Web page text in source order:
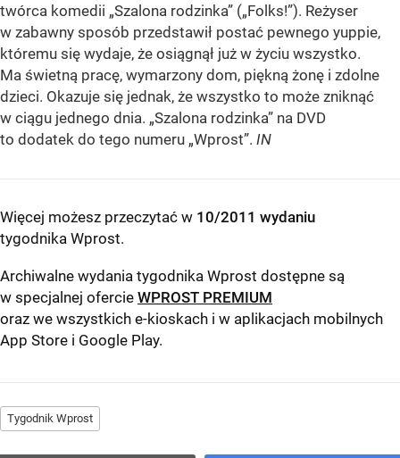
twórca komedii „Szalona rodzinka” („Folks!”). Reżyser
w zabawny sposób przedstawił postać pewnego yuppie,
któremu się wydaje, że osiągnął już w życiu wszystko.
Ma świetną pracę, wymarzony dom, piękną żonę i zdolne
dzieci. Okazuje się jednak, że wszystko to może zniknąć
w ciągu jednego dnia. „Szalona rodzinka” na DVD
to dodatek do tego numeru „Wprost”. IN
Więcej możesz przeczytać w 10/2011 wydaniu
tygodnika Wprost.
Archiwalne wydania tygodnika Wprost dostępne są
w specjalnej ofercie WPROST PREMIUM
oraz we wszystkich e-kioskach i w aplikacjach mobilnych
App Store i Google Play.
Tygodnik Wprost